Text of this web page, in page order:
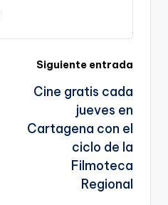
a
te
Siguiente entrada
Cine gratis cada
jueves en
Cartagena con el
ciclo de la
Filmoteca
Regional